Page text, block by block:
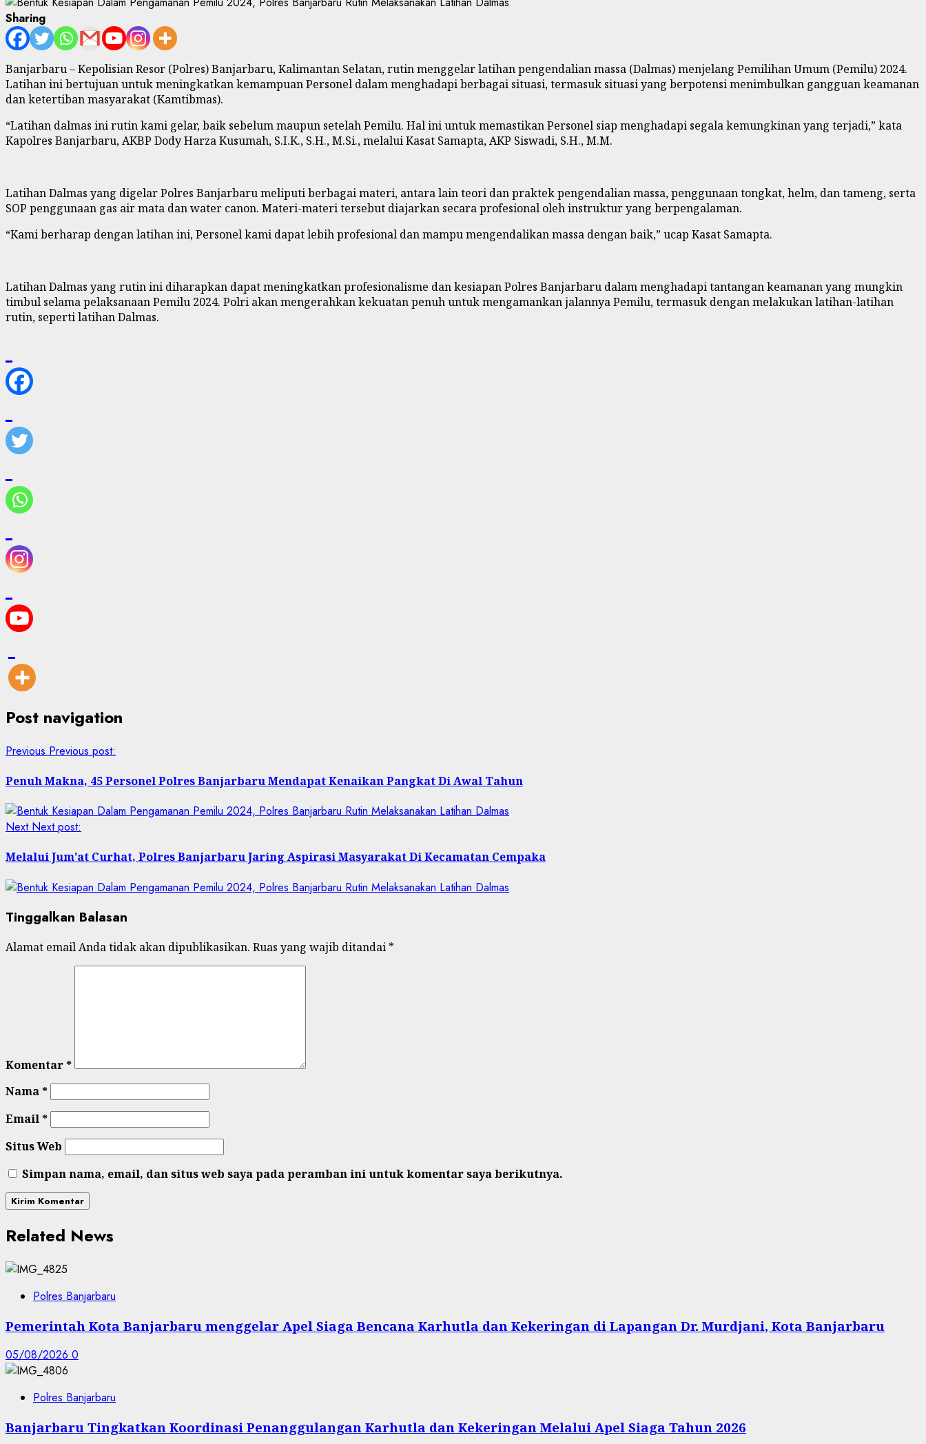
Sharing
Banjarbaru – Kepolisian Resor (Polres) Banjarbaru, Kalimantan Selatan, rutin menggelar latihan pengendalian massa (Dalmas) menjelang Pemilihan Umum (Pemilu) 2024.
Latihan ini bertujuan untuk meningkatkan kemampuan Personel dalam menghadapi berbagai situasi, termasuk situasi yang berpotensi menimbulkan gangguan keamanan
dan ketertiban masyarakat (Kamtibmas).
“Latihan dalmas ini rutin kami gelar, baik sebelum maupun setelah Pemilu. Hal ini untuk memastikan Personel siap menghadapi segala kemungkinan yang terjadi,” kata
Kapolres Banjarbaru, AKBP Dody Harza Kusumah, S.I.K., S.H., M.Si., melalui Kasat Samapta, AKP Siswadi, S.H., M.M.
Latihan Dalmas yang digelar Polres Banjarbaru meliputi berbagai materi, antara lain teori dan praktek pengendalian massa, penggunaan tongkat, helm, dan tameng, serta
SOP penggunaan gas air mata dan water canon. Materi-materi tersebut diajarkan secara profesional oleh instruktur yang berpengalaman.
“Kami berharap dengan latihan ini, Personel kami dapat lebih profesional dan mampu mengendalikan massa dengan baik,” ucap Kasat Samapta.
Latihan Dalmas yang rutin ini diharapkan dapat meningkatkan profesionalisme dan kesiapan Polres Banjarbaru dalam menghadapi tantangan keamanan yang mungkin
timbul selama pelaksanaan Pemilu 2024. Polri akan mengerahkan kekuatan penuh untuk mengamankan jalannya Pemilu, termasuk dengan melakukan latihan-latihan
rutin, seperti latihan Dalmas.
Post navigation
Previous Previous post:
Penuh Makna, 45 Personel Polres Banjarbaru Mendapat Kenaikan Pangkat Di Awal Tahun
Next Next post:
Melalui Jum’at Curhat, Polres Banjarbaru Jaring Aspirasi Masyarakat Di Kecamatan Cempaka
Tinggalkan Balasan
Alamat email Anda tidak akan dipublikasikan. Ruas yang wajib ditandai *
Komentar*
Nama*
Email*
Situs Web
Simpan nama, email, dan situs web saya pada peramban ini untuk komentar saya berikutnya.
Related News
Polres Banjarbaru
Pemerintah Kota Banjarbaru menggelar Apel Siaga Bencana Karhutla dan Kekeringan di Lapangan Dr. Murdjani, Kota Banjarbaru
05/08/2026 0
Polres Banjarbaru
Banjarbaru Tingkatkan Koordinasi Penanggulangan Karhutla dan Kekeringan Melalui Apel Siaga Tahun 2026